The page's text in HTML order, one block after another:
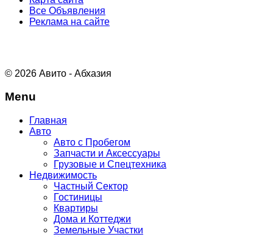
Все Объявления
Реклама на сайте
© 2026 Авито - Абхазия
Menu
Главная
Авто
Авто с Пробегом
Запчасти и Аксессуары
Грузовые и Спецтехника
Недвижимость
Частный Сектор
Гостиницы
Квартиры
Дома и Коттеджи
Земельные Участки